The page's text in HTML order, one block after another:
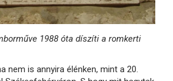
1988 óta díszíti a romkerti
nem is annyira élénken, mint a 20.